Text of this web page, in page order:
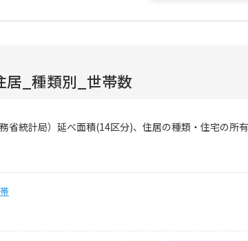
居_種類別_世帯数
省統計局）延べ面積(14区分)、住居の種類・住宅の所